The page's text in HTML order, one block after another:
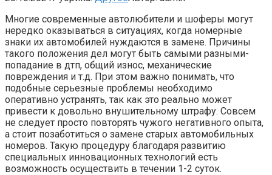
Многие современные автолюбители и шоферы могут
нередко оказываться в ситуациях, когда номерные
знаки их автомобилей нуждаются в замене. Причины
такого положения дел могут быть самыми разными-
попадание в дтп, общий износ, механические
повреждения и т.д. При этом важно понимать, что
подобные серьезные проблемы необходимо
оперативно устранять, так как это реально может
привести к довольно внушительному штрафу. Совсем
не следует просто повторять чужого негативного опыта,
а стоит позаботиться о замене старых автомобильных
номеров. Такую процедуру благодаря развитию
специальных инновационных технологий есть
возможность осуществить в течении 1-2 суток.